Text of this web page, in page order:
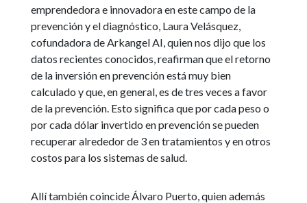
emprendedora e innovadora en este campo de la
prevención y el diagnóstico, Laura Velásquez,
cofundadora de Arkangel AI, quien nos dijo que los
datos recientes conocidos, reafirman que el retorno
de la inversión en prevención está muy bien
calculado y que, en general, es de tres veces a favor
de la prevención. Esto significa que por cada peso o
por cada dólar invertido en prevención se pueden
recuperar alrededor de 3 en tratamientos y en otros
costos para los sistemas de salud.
Allí también coincide Álvaro Puerto, quien además